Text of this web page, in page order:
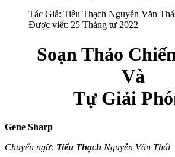
Tác Giả: Tiểu Thạch Nguyễn Văn
Được viết: 25 Tháng tư 2022
Soạn Thảo
Và
TựGiải
Gene Sharp
Chuyển ngữ: Tiểu Thạch Nguyễn Văn Thái